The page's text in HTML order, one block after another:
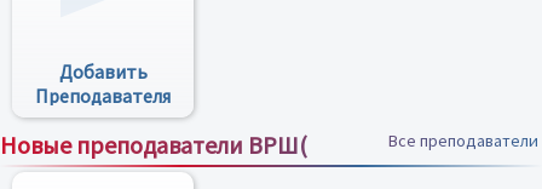
Добавить
Преподавателя
Новые преподаватели ВРШ( Все преподаватели